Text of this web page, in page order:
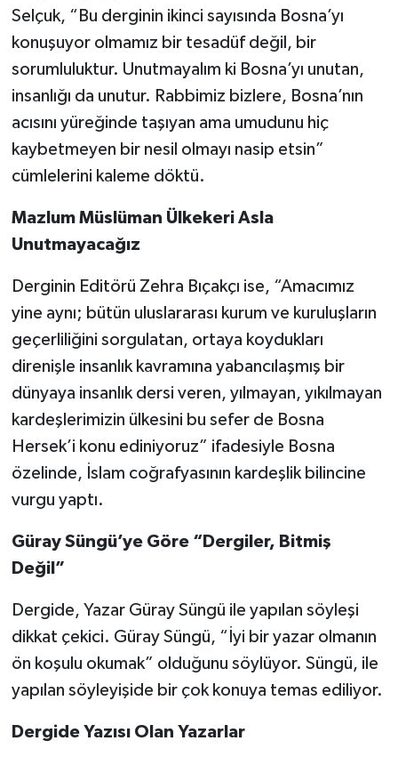
Selçuk, “Bu derginin ikinci sayısında Bosna’yı
konuşuyor olmamız bir tesadüf değil, bir
sorumluluktur. Unutmayalım ki Bosna’yı unutan,
insanlığı da unutur. Rabbimiz bizlere, Bosna’nın
acısını yüreğinde taşıyan ama umudunu hiç
kaybetmeyen bir nesil olmayı nasip etsin”
cümlelerini kaleme döktü.
Mazlum Müslüman Ülkekeri Asla
Unutmayacağız
Derginin Editörü Zehra Bıçakçı ise, “Amacımız
yine aynı; bütün uluslararası kurum ve kuruluşların
geçerliliğini sorgulatan, ortaya koydukları
direnişle insanlık kavramına yabancılaşmış bir
dünyaya insanlık dersi veren, yılmayan, yıkılmayan
kardeşlerimizin ülkesini bu sefer de Bosna
Hersek’i konu ediniyoruz” ifadesiyle Bosna
özelinde, İslam coğrafyasının kardeşlik bilincine
vurgu yaptı.
Güray Süngü’ye Göre “Dergiler, Bitmiş
Değil”
Dergide, Yazar Güray Süngü ile yapılan söyleşi
dikkat çekici. Güray Süngü, “İyi bir yazar olmanın
ön koşulu okumak” olduğunu söylüyor. Süngü, ile
yapılan söyleyişide bir çok konuya temas ediliyor.
Dergide Yazısı Olan Yazarlar